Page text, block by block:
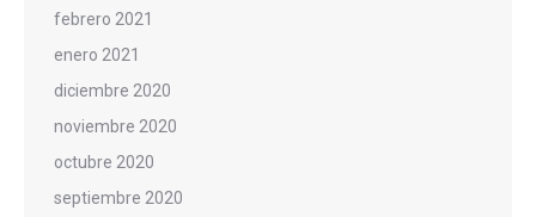
febrero 2021
enero 2021
diciembre 2020
noviembre 2020
octubre 2020
septiembre 2020